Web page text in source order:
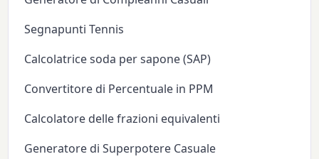
Segnapunti Tennis
Calcolatrice soda per sapone (SAP)
Convertitore di Percentuale in PPM
Calcolatore delle frazioni equivalenti
Generatore di Superpotere Casuale